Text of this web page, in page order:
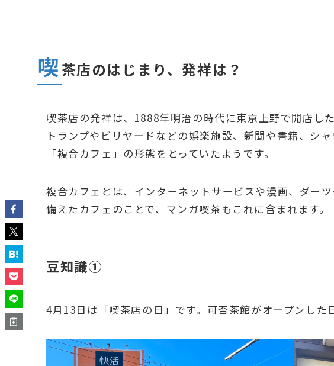
喫茶店のはじまり、発祥は？
喫茶店の発祥は、1888年明治の時代に東京上野で開店し
トランプやビリヤードなどの娯楽施設、新聞や書籍、シ
「複合カフェ」の形態をとっていたようです。
複合カフェとは、インターネットサービスや漫画、ダー
備えたカフェのことで、マンガ喫茶もこれに含まれます。
豆知識①
4月13日は「喫茶店の日」です。可否茶館がオープンした